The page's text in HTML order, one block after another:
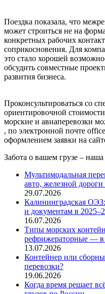
Поездка показала, что
может строиться не на
конкретных рабочих
соприкосновения. Для
это стало хорошей
обсудить совместные
развития бизнеса.
Проконсультироваться со
ориентировочной
морские и авиаперевозки
, по электронной почте
оформлением заявки на
Забота о вашем грузе – наша
Мультимодальная
авто, железной
29.07.2026
Калининградская
и документам в
16.07.2026
Типы морских
рефрижераторные — в
13.07.2026
Контейнер или
перевозки?
19.06.2026
Когда время решает